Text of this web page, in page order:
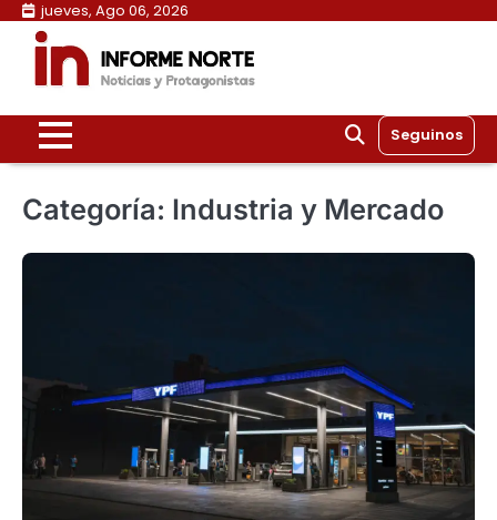
Skip
content
jueves, Ago 06, 2026
Seguinos
Categoría: Industria y Mercado